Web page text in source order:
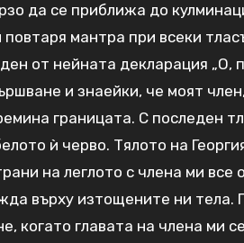
да се приближа до
мантра при всеки
от нейната декларация „О,
и знаейки, че моят
границата. С последен
ѝ черво. Тялото на
на леглото с члена ми все
върху изтощените ни тела.
когато главата на члена ми